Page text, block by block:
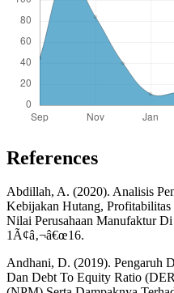
References
Abdillah, A. (2020). Analisis
Kebijakan Hutang, Profitabilitas
Nilai Perusahaan Manufaktur
1Ã¢â‚¬â€œ16.
Andhani, D. (2019). Pengaruh
Dan Debt To Equity Ratio